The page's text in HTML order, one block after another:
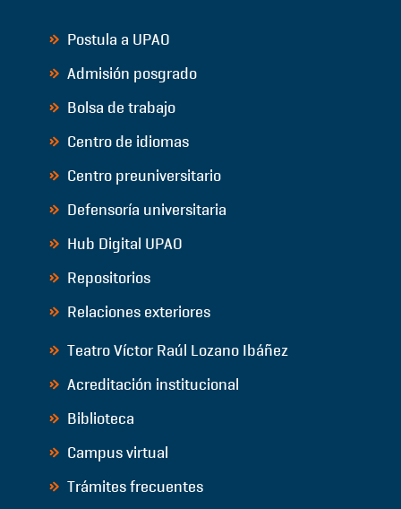
Postula a UPAO
Admisión posgrado
Bolsa de trabajo
Centro de idiomas
Centro preuniversitario
Defensoría universitaria
Hub Digital UPAO
Repositorios
Relaciones exteriores
Teatro Víctor Raúl Lozano Ibáñez
Acreditación institucional
Biblioteca
Campus virtual
Trámites frecuentes